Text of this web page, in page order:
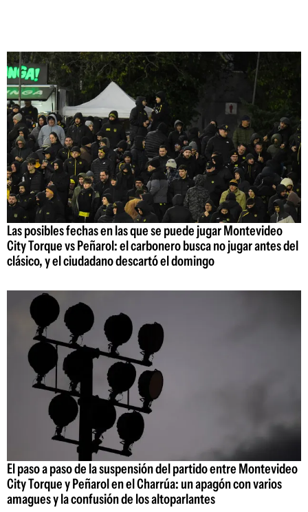
Las posibles fechas en las que se puede jugar Montevideo
City Torque vs Peñarol: el carbonero busca no jugar antes del
clásico, y el ciudadano descartó el domingo
El paso a paso de la suspensión del partido entre Montevideo
City Torque y Peñarol en el Charrúa: un apagón con varios
amagues y la confusión de los altoparlantes